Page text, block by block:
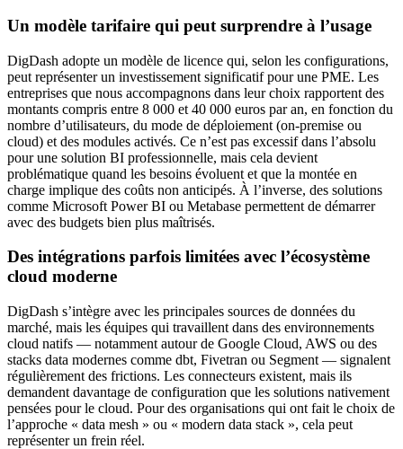
Un modèle tarifaire qui peut surprendre à l’usage
DigDash adopte un modèle de licence qui, selon les configurations,
peut représenter un investissement significatif pour une PME. Les
entreprises que nous accompagnons dans leur choix rapportent des
montants compris entre 8 000 et 40 000 euros par an, en fonction du
nombre d’utilisateurs, du mode de déploiement (on-premise ou
cloud) et des modules activés. Ce n’est pas excessif dans l’absolu
pour une solution BI professionnelle, mais cela devient
problématique quand les besoins évoluent et que la montée en
charge implique des coûts non anticipés. À l’inverse, des solutions
comme Microsoft Power BI ou Metabase permettent de démarrer
avec des budgets bien plus maîtrisés.
Des intégrations parfois limitées avec l’écosystème
cloud moderne
DigDash s’intègre avec les principales sources de données du
marché, mais les équipes qui travaillent dans des environnements
cloud natifs — notamment autour de Google Cloud, AWS ou des
stacks data modernes comme dbt, Fivetran ou Segment — signalent
régulièrement des frictions. Les connecteurs existent, mais ils
demandent davantage de configuration que les solutions nativement
pensées pour le cloud. Pour des organisations qui ont fait le choix de
l’approche « data mesh » ou « modern data stack », cela peut
représenter un frein réel.